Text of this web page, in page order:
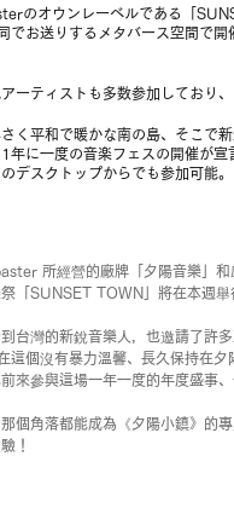
のオウンレーベルである「
お送りするメタバース空間で
ーティストも多数参加しており
く平和で暖かな南の島、そこで
年に一度の音楽フェスの開催が
デスクトップからでも参加可能
所經營的廠牌「夕陽音樂」
「SUNSET TOWN」將在本週舉
台灣的新銳音樂人，也邀請了
這個沒有暴力溫馨、長久保持在
來參與這場一年一度的年度盛事
個角落都能成為《夕陽小鎮》的
！